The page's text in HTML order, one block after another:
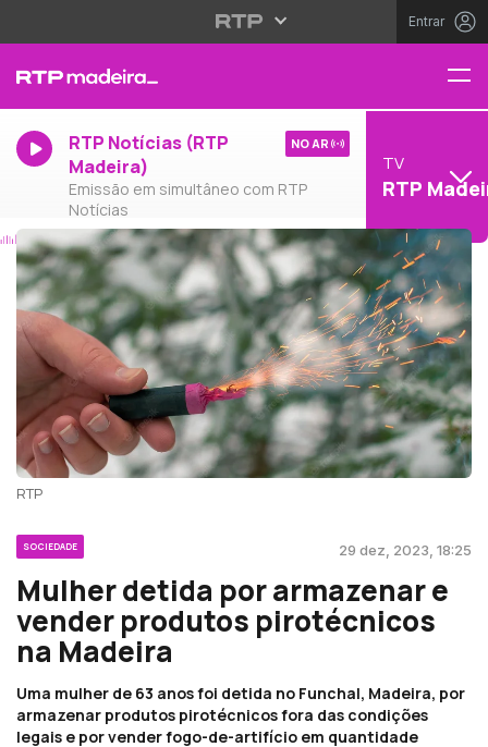
Entrar
RTP Notícias (RTP
Madeira)
Emissão em simultâneo com RTP
Notícias
NO AR
TV
RTP
RTP
SOCIEDADE 29 dez, 2023, 18:25
Mulher detida por armazenar e
vender produtos pirotécnicos
na Madeira
Uma mulher de 63 anos foi detida no Funchal, Madeira, por
armazenar produtos pirotécnicos fora das condições
legais e por vender fogo-de-artifício em quantidade